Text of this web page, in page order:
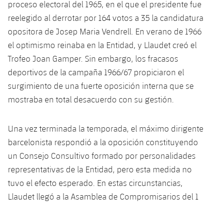
Clasificaciones
Jugadores
Fotos
Historia
Resultados
Jugadores
Clasificaciones
Barça C
Junior
Juvenil
Infantil
Alevín
PLUSICON
MÁS
Información general
plusicon
más
Noticias
Atletismo
plusicon
más
Actualidad
Femenino
Agenda
Baloncesto en silla de ruedas
plusicon
más
Jugadores
Calendario
Resultados
Actualidad
Jugadores
Calendario
Hockey hierba
plusicon
más
Noticias
Hockey Hierba Masculino
Patinaje artístico
plusicon
más
Actualidad
Escuela de Patinaje
proceso electoral del 1965, en el que el presidente fue
reelegido al derrotar por 164 votos a 35 la candidatura
opositora de Josep Maria Vendrell. En verano de 1966
el optimismo reinaba en la Entidad, y Llaudet creó el
Trofeo Joan Gamper. Sin embargo, los fracasos
deportivos de la campaña 1966/67 propiciaron el
surgimiento de una fuerte oposición interna que se
mostraba en total desacuerdo con su gestión.
Una vez terminada la temporada, el máximo dirigente
barcelonista respondió a la oposición constituyendo
un Consejo Consultivo formado por personalidades
representativas de la Entidad, pero esta medida no
tuvo el efecto esperado. En estas circunstancias,
Llaudet llegó a la Asamblea de Compromisarios del 1